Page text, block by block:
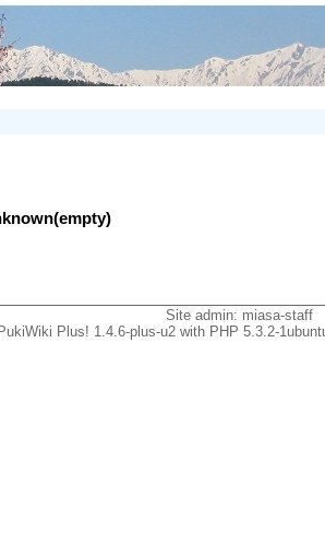
Site admin: miasa-staff
Plus! 1.4.6-plus-u2 with PHP 5.3.2-